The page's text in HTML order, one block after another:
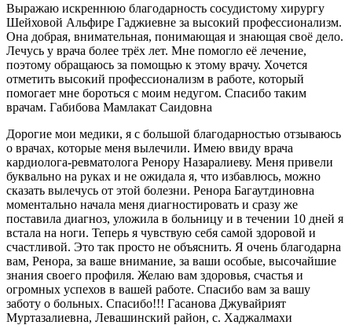
Выражаю искреннюю благодарность сосудистому хирургу
Шейховой Альфире Гаджиевне за высокий профессионализм.
Она добрая, внимательная, понимающая и знающая своё дело.
Лечусь у врача более трёх лет. Мне помогло её лечение,
поэтому обращаюсь за помощью к этому врачу. Хочется
отметить высокий профессионализм в работе, который
помогает мне бороться с моим недугом. Спасибо таким
врачам. Габибова Мамлакат Саидовна
Дорогие мои медики, я с большой благодарностью отзываюсь
о врачах, которые меня вылечили. Имею ввиду врача
кардиолога-ревматолога Ренору Назаралиеву. Меня привели
буквально на руках и не ожидала я, что избавлюсь, можно
сказать вылечусь от этой болезни. Ренора Багаутдиновна
моментально начала меня диагностировать и сразу же
поставила диагноз, уложила в больницу и в течении 10 дней я
встала на ноги. Теперь я чувствую себя самой здоровой и
счастливой. Это так просто не объяснить. Я очень благодарна
вам, Ренора, за ваше внимание, за ваши особые, высочайшие
знания своего профиля. Желаю вам здоровья, счастья и
огромных успехов в вашей работе. Спасибо вам за вашу
заботу о больных. Спасибо!!! Гасанова Джувайрият
Муртазалиевна, Левашинский район, с. Хаджалмахи